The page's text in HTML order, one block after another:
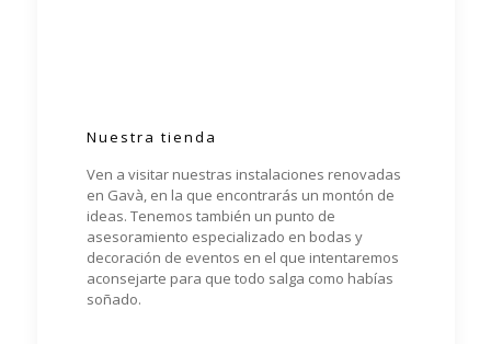
Nuestra tienda
Ven a visitar nuestras instalaciones renovadas
en Gavà, en la que encontrarás un montón de
ideas. Tenemos también un punto de
asesoramiento especializado en bodas y
decoración de eventos en el que intentaremos
aconsejarte para que todo salga como habías
soñado.